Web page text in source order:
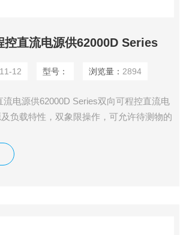
控直流电源供62000D Series
12 型号： 浏览量： 2894
电源供62000D Series双向可程控直流电
负载特性，双象限操作，可允许待测物的
池储能变流器(PCS)等测试于模拟储能电
。62000D也适用新能源车应用之双向车